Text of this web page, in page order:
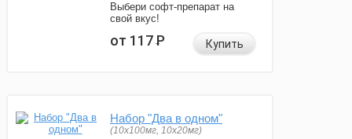
Выбери софт-препарат на
свой вкус!
от 117Р Купить
Набор "Два в одном"
(10x100мг, 10x20мг)